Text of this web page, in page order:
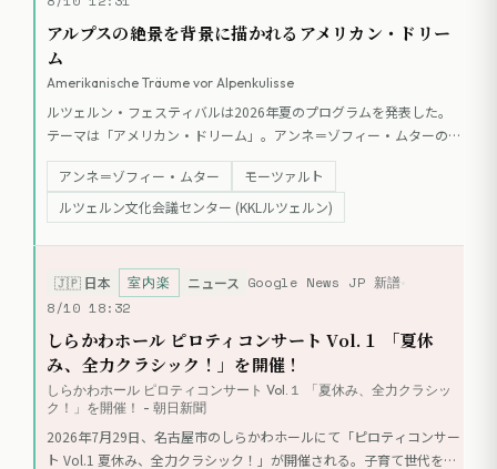
アルプスの絶景を背景に描かれるアメリカン・ドリー
ム
Amerikanische Träume vor Alpenkulisse
ルツェルン・フェスティバルは2026年夏のプログラムを発表した。
テーマは「アメリカン・ドリーム」。アンネ＝ゾフィー・ムターの舞
台50周年記念公演や、ヨルグ・ヴィドマンが芸術監督を務めるアカデ
ミー、マーク・アンドレのコンポーザー・イン・レジデンスなどが予
定されている。新インテンダントのセバスチャン・ノルトマンは、街
数出演する。
アンネ＝ゾフィー・ムター
モーツァルト
ルツェルン文化会議センター (KKLルツェルン)
🇯🇵 日本 室内楽 ニュース
Google News JP 新譜
8/10 18:32
しらかわホール ピロティコンサート Vol.１ 「夏休
み、全力クラシック！」を開催！
しらかわホール ピロティコンサート Vol.１ 「夏休み、全力クラシッ
ク！」を開催！ - 朝日新聞
2026年7月29日、名古屋市のしらかわホールにて「ピロティコンサー
ト Vol.1 夏休み、全力クラシック！」が開催される。子育て世代を対